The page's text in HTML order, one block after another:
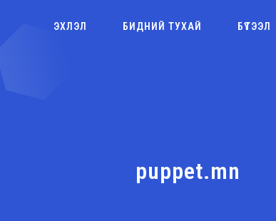
ЭХЛЭЛ БИДНИЙ ТУХАЙ БҮТЭЭЛ
puppet.mn